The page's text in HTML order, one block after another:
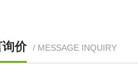
价 / MESSAGE INQUIRY